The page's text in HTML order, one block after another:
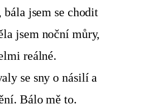
bála jsem se chodit
jsem noční můry,
reálné.
se sny o násilí a
Bálo mě to.